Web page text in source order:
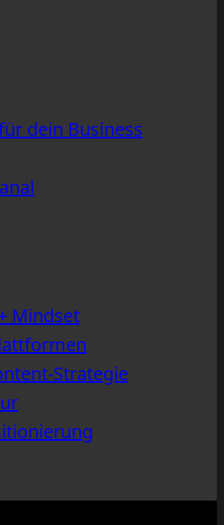
dein Business
Mindset
Strategie